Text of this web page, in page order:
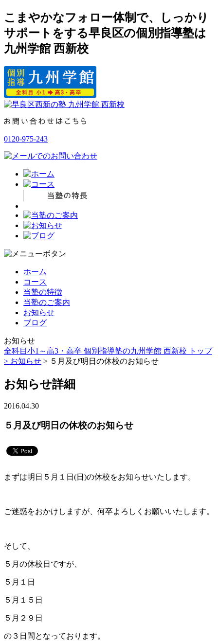
こまやかなフォロー体制で、しっかり
サポートをする早良区の個別指導塾は
九州学館 西新校
0120-975-243
ホーム
コース
当塾の特徴
当塾のご案内
お知らせ
ブログ
お知らせ
全科目小1～高3・高卒 個別指導塾の九州学館 西新校 トップ
> お知らせ > ５月及び明日の休校のお知らせ
お知らせ詳細
2016.04.30
５月及び明日の休校のお知らせ
まずは明日５月１日(日)の休校をお知らせいたします。
ご迷惑をおかけしますが、何卒よろしくお願いいたします。
そして、
５月の休校日ですが、
５月１日
５月１５日
５月２９日
の３日間となっております。